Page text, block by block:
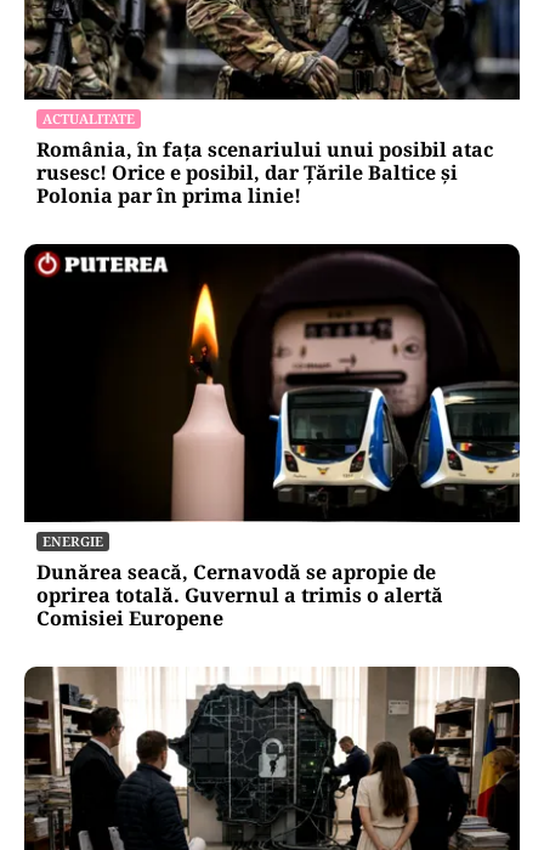
ACTUALITATE
România, în fața scenariului unui posibil atac
rusesc! Orice e posibil, dar Țările Baltice și
Polonia par în prima linie!
ENERGIE
Dunărea seacă, Cernavodă se apropie de
oprirea totală. Guvernul a trimis o alertă
Comisiei Europene